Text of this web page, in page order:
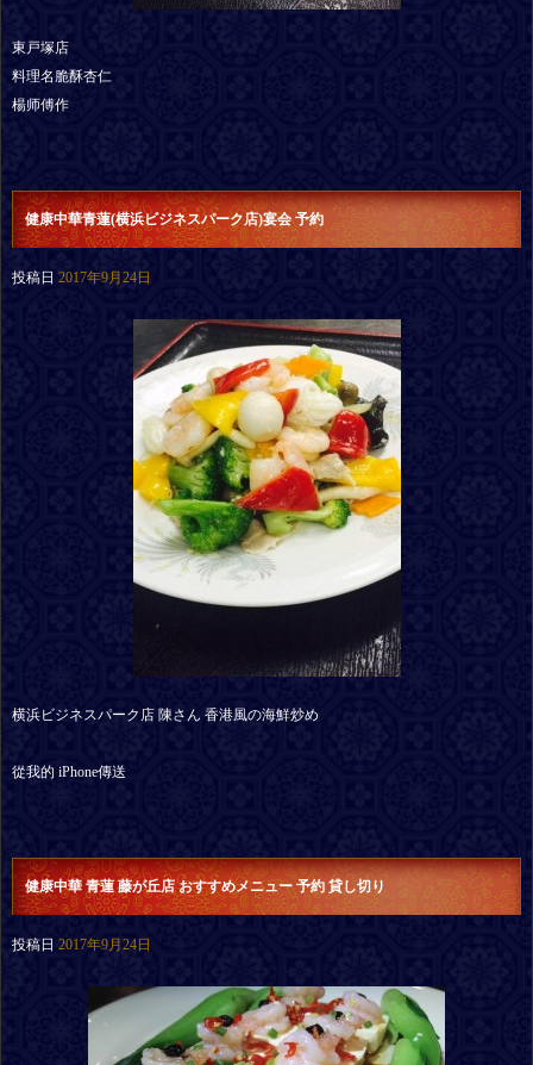
東戸塚店
料理名脆酥杏仁
楊师傅作
健康中華青蓮(横浜ビジネスパーク店)宴会 予約
投稿日 2017年9月24日
横浜ビジネスパーク店 陳さん 香港風の海鮮炒め
從我的 iPhone傳送
健康中華 青蓮 藤が丘店 おすすめメニュー 予約 貸し切り
投稿日 2017年9月24日